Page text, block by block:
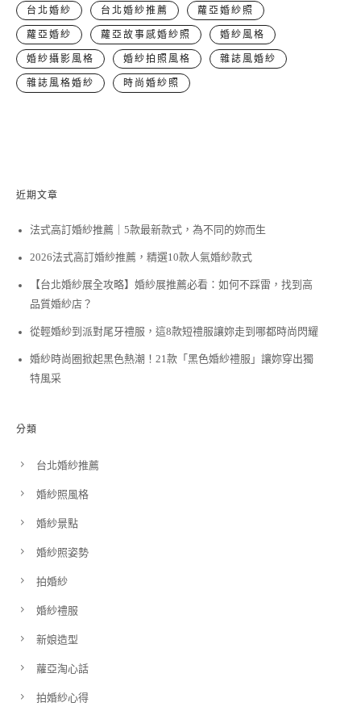
台北婚紗 台北婚紗推薦 蘿亞婚紗照
蘿亞婚紗 蘿亞故事感婚紗照 婚紗風格
婚紗攝影風格 婚紗拍照風格 雜誌風婚紗
雜誌風格婚紗 時尚婚紗照
近期文章
法式高訂婚紗推薦｜5款最新款式，為不同的妳而生
2026法式高訂婚紗推薦，精選10款人氣婚紗款式
【台北婚紗展全攻略】婚紗展推薦必看：如何不踩雷，找到高
品質婚紗店？
從輕婚紗到派對尾牙禮服，這8款短禮服讓妳走到哪都時尚閃耀
婚紗時尚圈掀起黑色熱潮！21款「黑色婚紗禮服」讓妳穿出獨
特風采
分類
台北婚紗推薦
婚紗照風格
婚紗景點
婚紗照姿勢
拍婚紗
婚紗禮服
新娘造型
蘿亞淘心話
拍婚紗心得